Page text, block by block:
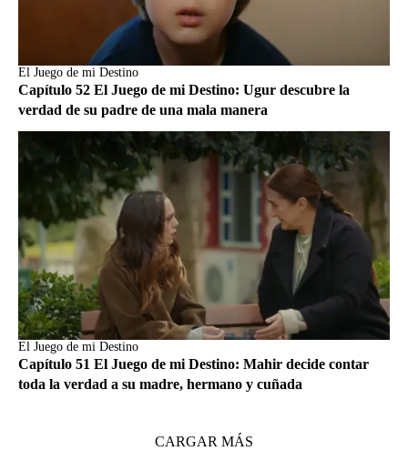
El Juego de mi Destino
Capítulo 52 El Juego de mi Destino: Ugur descubre la
verdad de su padre de una mala manera
El Juego de mi Destino
Capítulo 51 El Juego de mi Destino: Mahir decide contar
toda la verdad a su madre, hermano y cuñada
CARGAR MÁS